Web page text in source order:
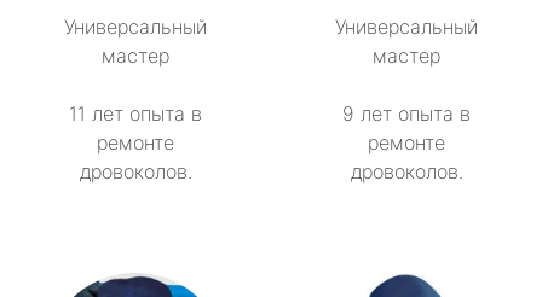
Универсальный
мастер
11 лет опыта в
ремонте
дровоколов.
Универсальный
мастер
9 лет опыта в
ремонте
дровоколов.